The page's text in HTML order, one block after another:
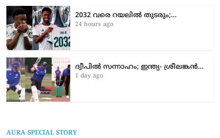
2032 വരെ റയലിൽ തുടരും;…
24 hours ago
ദ്വീപിൽ സന്നാഹം; ഇന്ത്യ- ശ്രീലങ്കൻ…
1 day ago
AURA SPECIAL STORY